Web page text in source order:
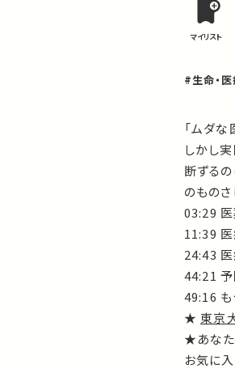
マイリスト
#生命・
「ムダ
しかし
断ずるの
のもの
03:29
11:39 医
24:43 医
44:21
49:16 も
★ 東京
★あなた
お気に